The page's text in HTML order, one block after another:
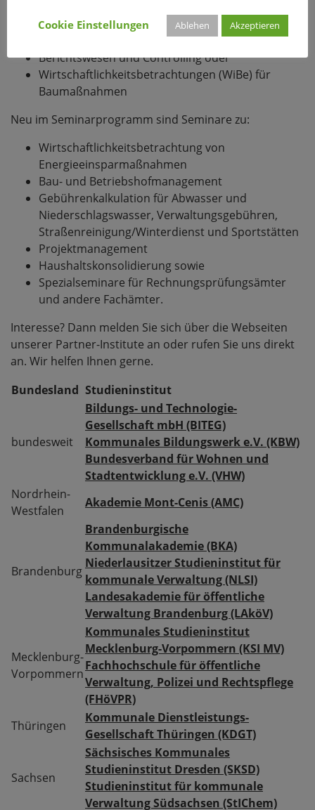
und Fremdenverkehrsabgaben und
Nutzungsgebühren für Friedhöfe
Berichtswesen und Controlling oder
Wirtschaftlichkeitsbetrachtungen (WiBe) für
Baumaßnahmen
Neu im Seminarprogramm sind Seminare zu:
Wirtschaftlichkeitsbetrachtung von
Energieeinsparmaßnahmen
Bau- und Betriebshofmanagement
Gebührenkalkulation für Abwasser und
Niederschlagswasser, Verwaltungsgebühren,
Straßenreinigung/Winterdienst und Sportstätten
Projektmanagement
Haushaltskonsolidierung sowie
Spezialseminare für Rechnungsprüfungsämter
und andere Fachämter.
Interesse? Dann melden Sie sich über die Webseiten
unserer Partner-Institute an oder rufen Sie uns direkt
an. Wir helfen Ihnen gerne.
Bundesland Studieninstitut
bundesweit
Bildungs- und Technologie-
Gesellschaft mbH (BITEG)
Kommunales Bildungswerk e.V. (KBW)
Bundesverband für Wohnen und
Stadtentwicklung e.V. (VHW)
Nordrhein-
Westfalen
Akademie Mont-Cenis (AMC)
Brandenburg
Brandenburgische
Kommunalakademie (BKA)
Niederlausitzer Studieninstitut für
kommunale Verwaltung (NLSI)
Landesakademie für öffentliche
Verwaltung Brandenburg (LAköV)
Mecklenburg-
Vorpommern
Kommunales Studieninstitut
Mecklenburg-Vorpommern (KSI MV)
Fachhochschule für öffentliche
Verwaltung, Polizei und Rechtspflege
(FHöVPR)
Thüringen
Kommunale Dienstleistungs-
Gesellschaft Thüringen (KDGT)
Sachsen
Sächsisches Kommunales
Studieninstitut Dresden (SKSD)
Studieninstitut für kommunale
Verwaltung Südsachsen (StIChem)
Cookie Einstellungen Ablehen Akzeptieren